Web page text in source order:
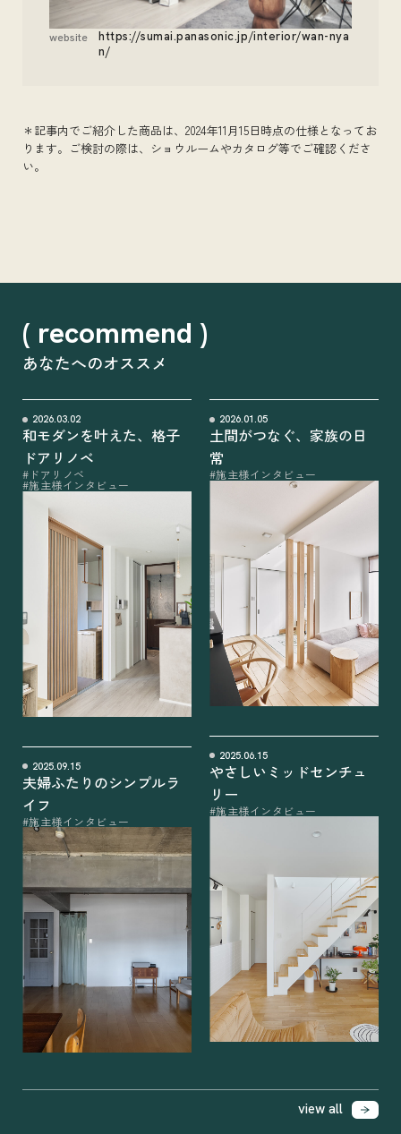
website
https://sumai.panasonic.jp/interior/wan-nya
n/
＊記事内でご紹介した商品は、2024年11月15日時点の仕様となってお
ります。 ご検討の際は、ショウルームやカタログ等でご確認くださ
い。
( recommend )
あなたへのオススメ
2026.03.02
和モダンを叶えた、格子
ドアリノベ
#ドアリノベ
#施主様インタビュー
2026.01.05
土間がつなぐ、家族の日
常
#施主様インタビュー
2025.09.15
夫婦ふたりのシンプルラ
イフ
#施主様インタビュー
2025.06.15
やさしいミッドセンチュ
リー
#施主様インタビュー
view all